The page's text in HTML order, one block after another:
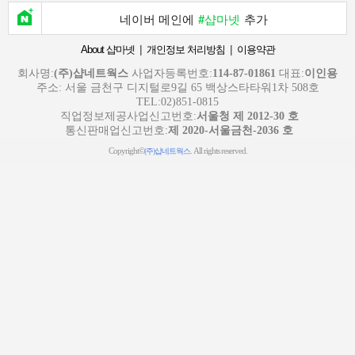
네이버 메인에 #샵마넷 추가
About 샵마넷 | 개인정보 처리방침 | 이용약관
회사명:(주)샵네트웍스 사업자등록번호:114-87-01861 대표:이인용
주소: 서울 금천구 디지털로9길 65 백상스타타워1차 508호
TEL:02)851-0815
직업정보제공사업신고번호:서울청 제 2012-30 호
통신판매업신고번호:제 2020-서울금천-2036 호
Copyright©(주)샵네트웍스. All rights reserved.